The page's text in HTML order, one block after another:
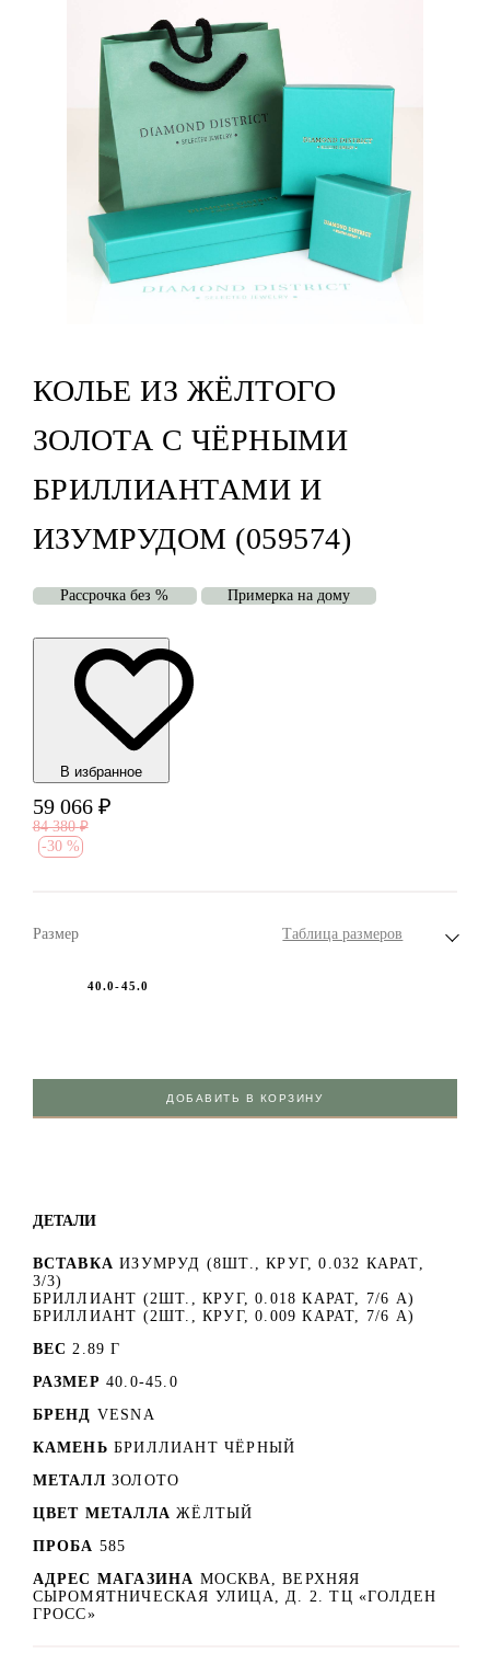
КОЛЬЕ ИЗ ЖЁЛТОГО
ЗОЛОТА С ЧЁРНЫМИ
БРИЛЛИАНТАМИ И
ИЗУМРУДОМ (059574)
Рассрочка без % Примерка на дому
В избранноe
59 066 ₽
84 380 ₽
-30 %
Размер Таблица размеров
40.0-45.0
ДОБАВИТЬ В КОРЗИНУ
ДЕТАЛИ
ВСТАВКА ИЗУМРУД (8ШТ., КРУГ, 0.032 КАРАТ,
3/3)
БРИЛЛИАНТ (2ШТ., КРУГ, 0.018 КАРАТ, 7/6 А)
БРИЛЛИАНТ (2ШТ., КРУГ, 0.009 КАРАТ, 7/6 А)
ВЕС 2.89 Г
РАЗМЕР 40.0-45.0
БРЕНД VESNA
КАМЕНЬ БРИЛЛИАНТ ЧЁРНЫЙ
МЕТАЛЛ ЗОЛОТО
ЦВЕТ МЕТАЛЛА ЖЁЛТЫЙ
ПРОБА 585
АДРЕС МАГАЗИНА МОСКВА, ВЕРХНЯЯ
СЫРОМЯТНИЧЕСКАЯ УЛИЦА, Д. 2. ТЦ «ГОЛДЕН
ГРОСС»